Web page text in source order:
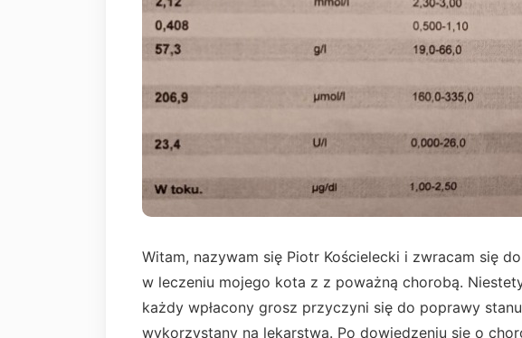
Witam, nazywam się Piotr Kościelecki i zwracam się
w leczeniu mojego kota z z poważną chorobą.
każdy wpłacony grosz przyczyni się do poprawy
wykorzystany na lekarstwa. Po dowiedzeniu się o